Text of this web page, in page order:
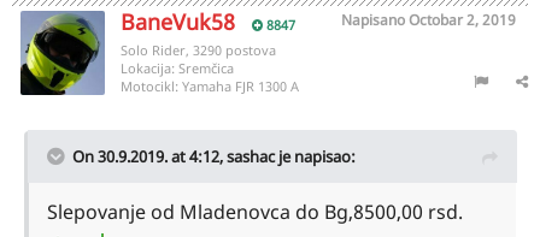
BaneVuk58 8847 NapisanoOctobar 2, 2019
Solo Rider, 3290 postova
Lokacija: Sremčica
Motocikl: Yamaha FJR 1300 A
On 30.9.2019. at 4:12,sashacje napisao:
Slepovanje od Mladenovca do Bg,8500,00 rsd.